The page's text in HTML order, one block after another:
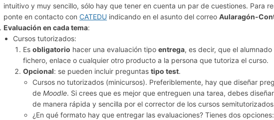
intuitivo y muy sencillo, sólo hay que tener en cuenta un par de cuestiones. Para
ponte en contacto conCATEDU indicando en el asunto del correoAularagón-
Evaluación en cada tema:
Cursos tutorizados:
Es obligatorio hacer una evaluación tipo entrega, es decir, que el
fichero, enlace o cualquier otro producto a la persona que tutoriza el curso.
Opcional: se pueden incluir preguntas tipo test.
Cursos no tutorizados (minicursos). Preferiblemente, hay que diseñar
de Moodle. Si crees que es mejor que entreguen una tarea, debes
de manera rápida y sencilla por el corrector de los cursos
¿En qué formato hay que entregar las evaluaciones? Tienes dos opciones: